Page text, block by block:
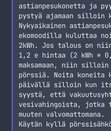
astianpesukonetta ja
pystyä ajamaan
Nykyaikainen
ekomoodilla kuluttaa
2kWh. Jos talous on
1,2 e hintaa (2 kWh *
maksamaan, niin
pörssiä. Noita
päivällä silloin kun
syystä, että
vesivahingoista, jotka
muuten valvomattomana.
Käytän kyllä